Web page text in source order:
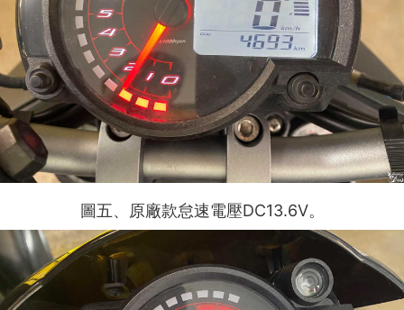
圖五、 原廠款怠速電壓DC13.6V。